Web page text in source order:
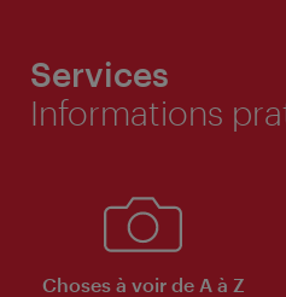
Services
Informations
Choses à voir de A à Z